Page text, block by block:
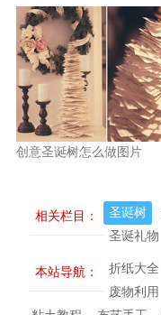
创意圣诞树怎么做图片
相关栏目： 圣诞树
圣诞礼物
本站导航： 折纸大全
废物利用